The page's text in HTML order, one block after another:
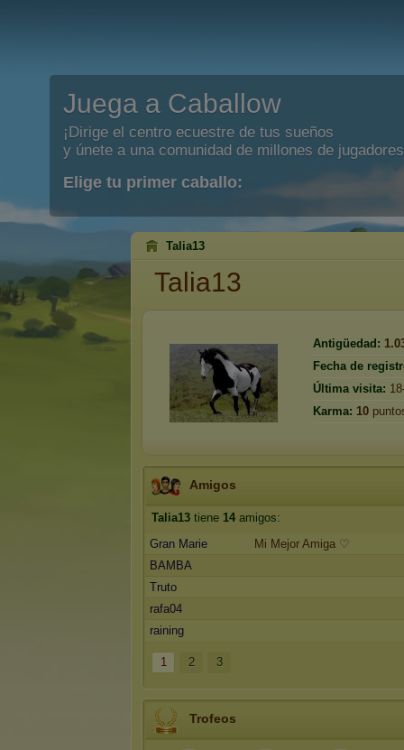
Juega a Caballow
¡Dirige el centro ecuestre de tus sueños
y únete a una comunidad de millones de
Elige tu primer caballo:
Talia13
Talia13
Antigüedad:
Fecha de
Última visita:
Karma: 10
Amigos
Talia13 tiene 14 amigos:
Gran Marie
Mi Mejor Amiga ♡
BAMBA
Truto
rafa04
raining
1 2 3
Trofeos